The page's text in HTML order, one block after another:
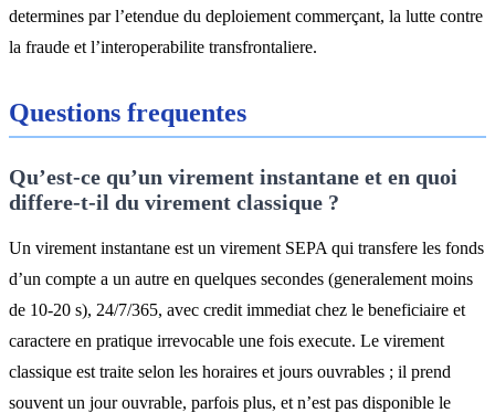
determines par l’etendue du deploiement commerçant, la lutte contre
la fraude et l’interoperabilite transfrontaliere.
Questions frequentes
Qu’est-ce qu’un virement instantane et en quoi
differe-t-il du virement classique ?
Un virement instantane est un virement SEPA qui transfere les fonds
d’un compte a un autre en quelques secondes (generalement moins
de 10-20 s), 24/7/365, avec credit immediat chez le beneficiaire et
caractere en pratique irrevocable une fois execute. Le virement
classique est traite selon les horaires et jours ouvrables ; il prend
souvent un jour ouvrable, parfois plus, et n’est pas disponible le